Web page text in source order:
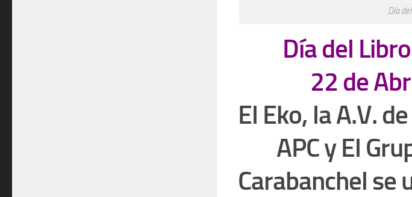
Día
Día del
22 de
El Eko, la A.V.
APC y El
Carabanchel se